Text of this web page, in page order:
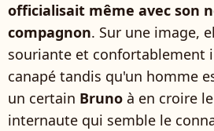
officialisait même avec son
compagnon. Sur une image,
souriante et confortablement
canapé tandis qu'un homme
un certain Bruno à en croire
internaute qui semble le